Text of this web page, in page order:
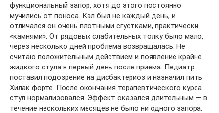
функциональный запор, хотя до этого постоянно
мучились от поноса. Кал был не каждый день, и
отличался он очень плотными сгустками, практически
«камнями». От рядовых слабительных толку было мало,
через несколько дней проблема возвращалась. Не
считаю положительным действием и появление крайне
жидкого стула в первый день после приема. Педиатр
поставил подозрение на дисбактериоз и назначил пить
Хилак форте. После окончания терапевтического курса
стул нормализовался. Эффект оказался длительным — в
течение нескольких месяцев не было ни одного запора.